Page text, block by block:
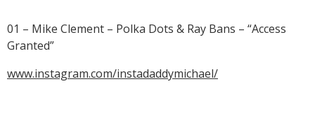
01 – Mike Clement – Polka Dots & Ray Bans – “Access
Granted”
www.instagram.com/instadaddymichael/